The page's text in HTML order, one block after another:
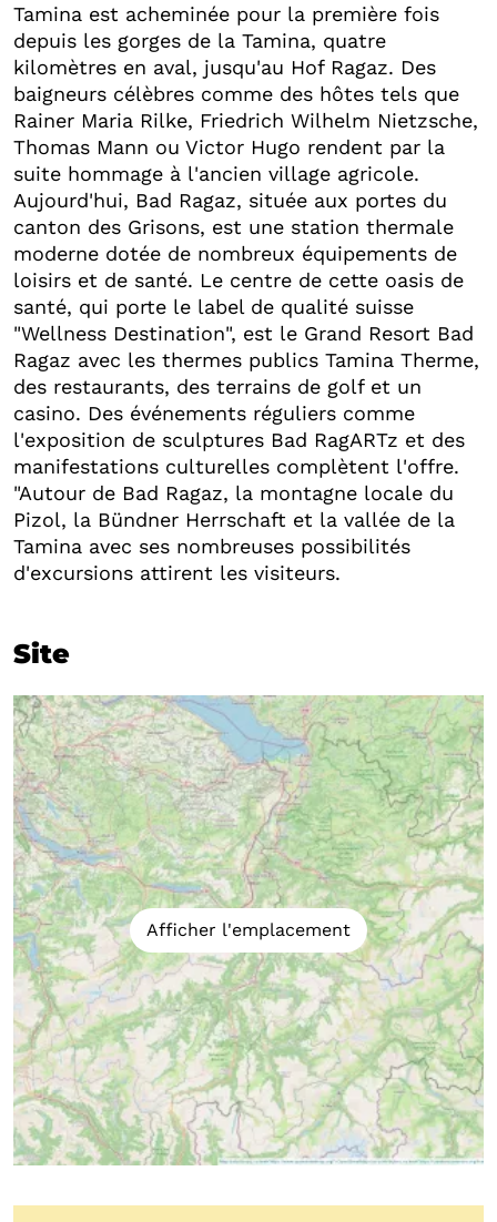
Tamina est acheminée pour la première fois
depuis les gorges de la Tamina, quatre
kilomètres en aval, jusqu'au Hof Ragaz. Des
baigneurs célèbres comme des hôtes tels que
Rainer Maria Rilke, Friedrich Wilhelm Nietzsche,
Thomas Mann ou Victor Hugo rendent par la
suite hommage à l'ancien village agricole.
Aujourd'hui, Bad Ragaz, située aux portes du
canton des Grisons, est une station thermale
moderne dotée de nombreux équipements de
loisirs et de santé. Le centre de cette oasis de
santé, qui porte le label de qualité suisse
"Wellness Destination", est le Grand Resort Bad
Ragaz avec les thermes publics Tamina Therme,
des restaurants, des terrains de golf et un
casino. Des événements réguliers comme
l'exposition de sculptures Bad RagARTz et des
manifestations culturelles complètent l'offre.
"Autour de Bad Ragaz, la montagne locale du
Pizol, la Bündner Herrschaft et la vallée de la
Tamina avec ses nombreuses possibilités
d'excursions attirent les visiteurs.
Site
Afficher l'emplacement